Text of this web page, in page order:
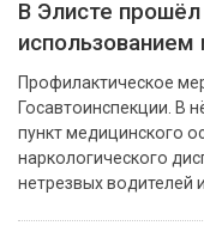
В Элисте
Профилактическое
Госавтоинспекции. В
пункт медицинского
наркологического
нетрезвых водителей